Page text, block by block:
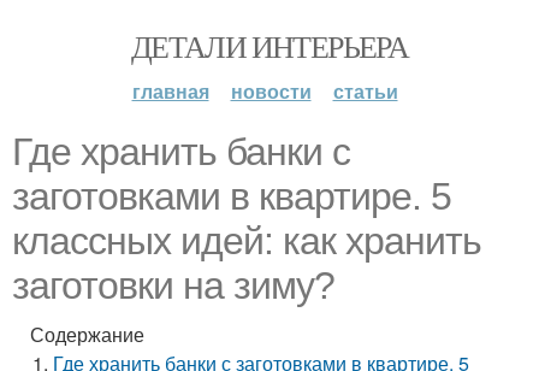
ДЕТАЛИ ИНТЕРЬЕРА
главная новости статьи
Где хранить банки с
заготовками в квартире. 5
классных идей: как хранить
заготовки на зиму?
Содержание
Где хранить банки с заготовками в квартире. 5